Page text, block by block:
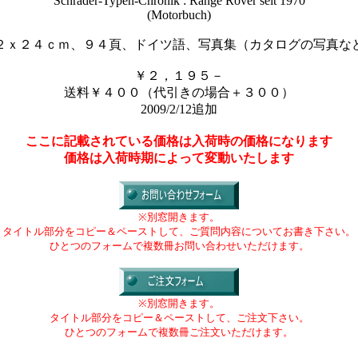
(Motorbuch)
ｘ２４ｃｍ、９４頁、ドイツ語、写真集（カタログの写真な
￥２，１９５－
送料￥４００（代引きの場合＋３００）
2009/2/12追加
ここに記載されている価格は入荷時の価格になります
価格は入荷時期によって変動いたします
※別窓開きます。
タイトル部分をコピー＆ペーストして、ご質問内容についてお書き下さい。
ひとつのフォームで複数冊お問い合わせいただけます。
※別窓開きます。
タイトル部分をコピー＆ペーストして、ご注文下さい。
ひとつのフォームで複数冊ご注文いただけます。